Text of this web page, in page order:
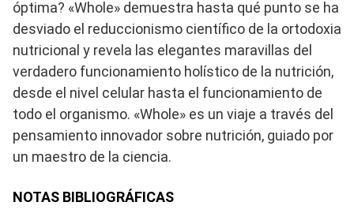
óptima? «Whole» demuestra hasta qué punto se ha
desviado el reduccionismo científico de la ortodoxia
nutricional y revela las elegantes maravillas del
verdadero funcionamiento holístico de la nutrición,
desde el nivel celular hasta el funcionamiento de
todo el organismo. «Whole» es un viaje a través del
pensamiento innovador sobre nutrición, guiado por
un maestro de la ciencia.
NOTAS BIBLIOGRÁFICAS